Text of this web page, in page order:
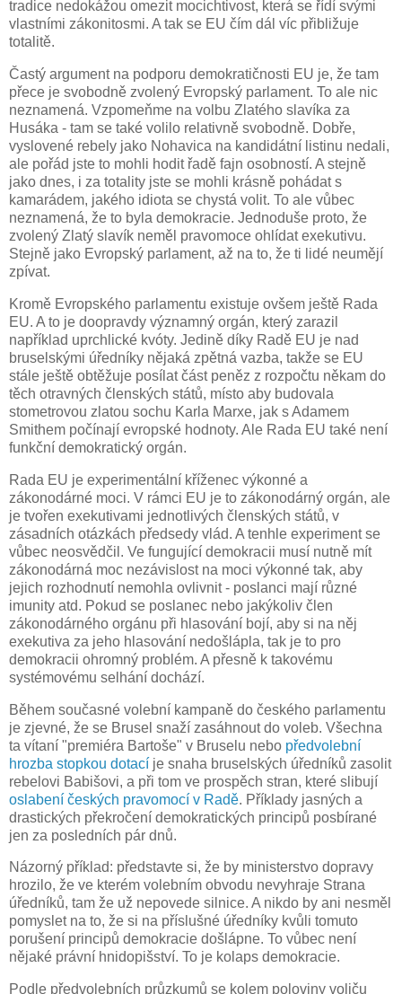
tradice nedokážou omezit mocichtivost, která se řídí svými
vlastními zákonitosmi. A tak se EU čím dál víc přibližuje
totalitě.
Častý argument na podporu demokratičnosti EU je, že tam
přece je svobodně zvolený Evropský parlament. To ale nic
neznamená. Vzpomeňme na volbu Zlatého slavíka za
Husáka - tam se také volilo relativně svobodně. Dobře,
vyslovené rebely jako Nohavica na kandidátní listinu nedali,
ale pořád jste to mohli hodit řadě fajn osobností. A stejně
jako dnes, i za totality jste se mohli krásně pohádat s
kamarádem, jakého idiota se chystá volit. To ale vůbec
neznamená, že to byla demokracie. Jednoduše proto, že
zvolený Zlatý slavík neměl pravomoce ohlídat exekutivu.
Stejně jako Evropský parlament, až na to, že ti lidé neumějí
zpívat.
Kromě Evropského parlamentu existuje ovšem ještě Rada
EU. A to je doopravdy významný orgán, který zarazil
například uprchlické kvóty. Jedině díky Radě EU je nad
bruselskými úředníky nějaká zpětná vazba, takže se EU
stále ještě obtěžuje posílat část peněz z rozpočtu někam do
těch otravných členských států, místo aby budovala
stometrovou zlatou sochu Karla Marxe, jak s Adamem
Smithem počínají evropské hodnoty. Ale Rada EU také není
funkční demokratický orgán.
Rada EU je experimentální kříženec výkonné a
zákonodárné moci. V rámci EU je to zákonodárný orgán, ale
je tvořen exekutivami jednotlivých členských států, v
zásadních otázkách předsedy vlád. A tenhle experiment se
vůbec neosvědčil. Ve fungující demokracii musí nutně mít
zákonodárná moc nezávislost na moci výkonné tak, aby
jejich rozhodnutí nemohla ovlivnit - poslanci mají různé
imunity atd. Pokud se poslanec nebo jakýkoliv člen
zákonodárného orgánu při hlasování bojí, aby si na něj
exekutiva za jeho hlasování nedošlápla, tak je to pro
demokracii ohromný problém. A přesně k takovému
systémovému selhání dochází.
Během současné volební kampaně do českého parlamentu
je zjevné, že se Brusel snaží zasáhnout do voleb. Všechna
ta vítaní "premiéra Bartoše" v Bruselu nebo předvolební
hrozba stopkou dotací je snaha bruselských úředníků zasolit
rebelovi Babišovi, a při tom ve prospěch stran, které slibují
oslabení českých pravomocí v Radě. Příklady jasných a
drastických překročení demokratických principů posbírané
jen za posledních pár dnů.
Názorný příklad: představte si, že by ministerstvo dopravy
hrozilo, že ve kterém volebním obvodu nevyhraje Strana
úředníků, tam že už nepovede silnice. A nikdo by ani nesměl
pomyslet na to, že si na příslušné úředníky kvůli tomuto
porušení principů demokracie došlápne. To vůbec není
nějaké právní hnidopišství. To je kolaps demokracie.
Podle předvolebních průzkumů se kolem poloviny voliču